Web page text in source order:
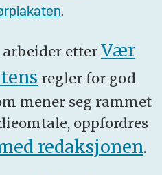
.
etter Vær
regler for god
mener seg rammet
oppfordres
redaksjonen.